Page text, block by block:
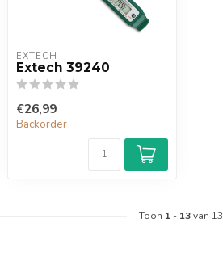
EXTECH
Extech 39240
€26,99
Backorder
Toon 1 - 13van 13